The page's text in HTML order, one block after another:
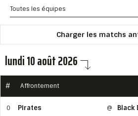
Toutes les équipes
Charger les matchs
lundi 10 août 2026
# Affrontement
0 Pirates @ Black